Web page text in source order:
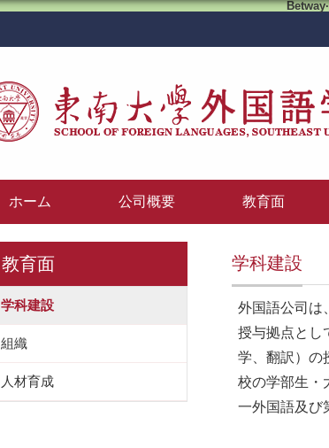
ホーム 公司概要 教育面
教育面
学科建設
組織
人材育成
学科建設
外国語公司は
授与拠点とし
学、翻訳）の
校の学部生・
一外国語及び